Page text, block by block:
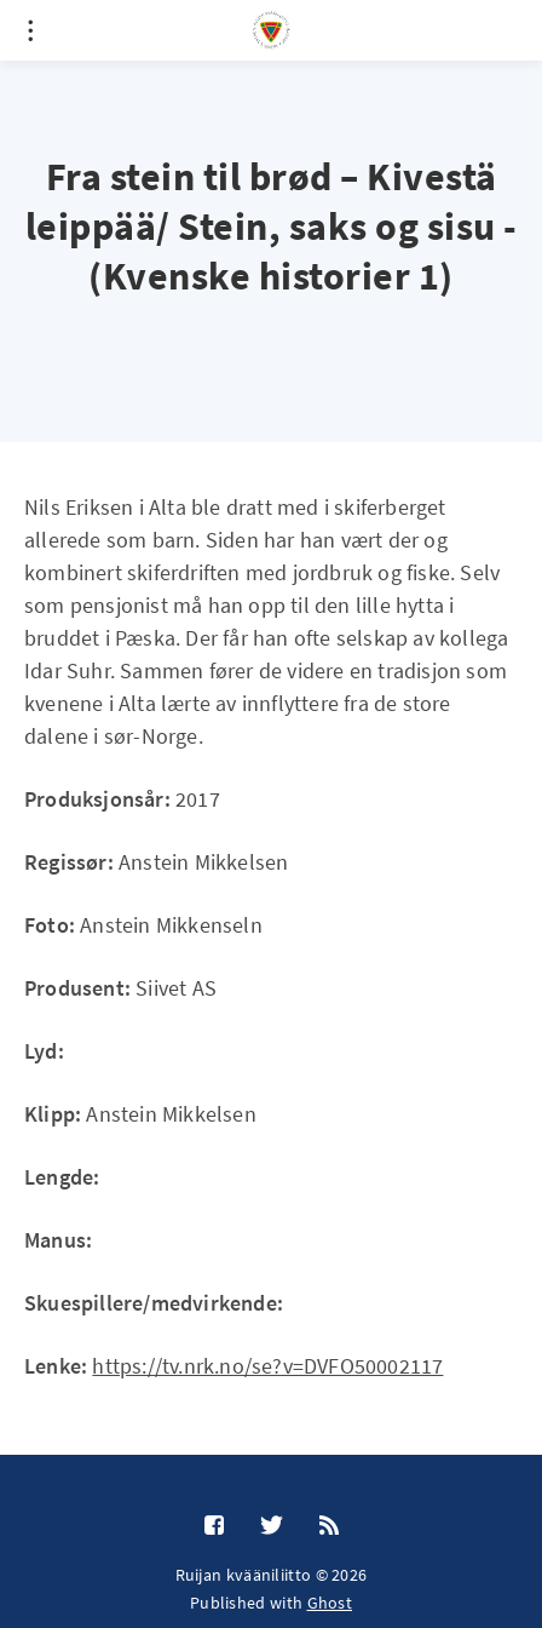
Fra stein til brød – Kivestä
leippää/ Stein, saks og sisu -
(Kvenske historier 1)
Nils Eriksen i Alta ble dratt med i skiferberget
allerede som barn. Siden har han vært der og
kombinert skiferdriften med jordbruk og fiske. Selv
som pensjonist må han opp til den lille hytta i
bruddet i Pæska. Der får han ofte selskap av kollega
Idar Suhr. Sammen fører de videre en tradisjon som
kvenene i Alta lærte av innflyttere fra de store
dalene i sør-Norge.
Produksjonsår: 2017
Regissør: Anstein Mikkelsen
Foto: Anstein Mikkenseln
Produsent: Siivet AS
Lyd:
Klipp: Anstein Mikkelsen
Lengde:
Manus:
Skuespillere/medvirkende:
Lenke: https://tv.nrk.no/se?v=DVFO50002117
Ruijan kvääniliitto © 2026
Published with Ghost